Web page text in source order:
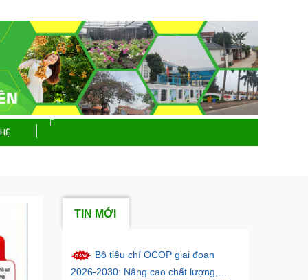
TIN MỚI
Bộ tiêu chí OCOP giai đoạn
2026-2030: Nâng cao chất lượng,